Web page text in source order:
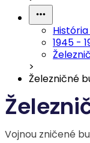
1945 -
>
Železničné
Vojnou zničené